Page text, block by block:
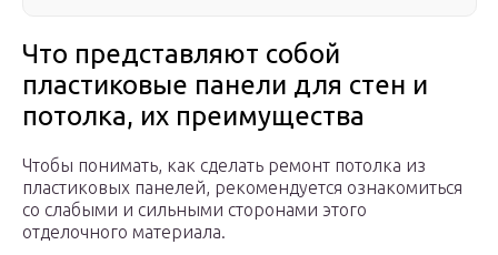
Что представляют собой
пластиковые панели для стен и
потолка, их преимущества
Чтобы понимать, как сделать ремонт потолка из
пластиковых панелей, рекомендуется ознакомиться
со слабыми и сильными сторонами этого
отделочного материала.